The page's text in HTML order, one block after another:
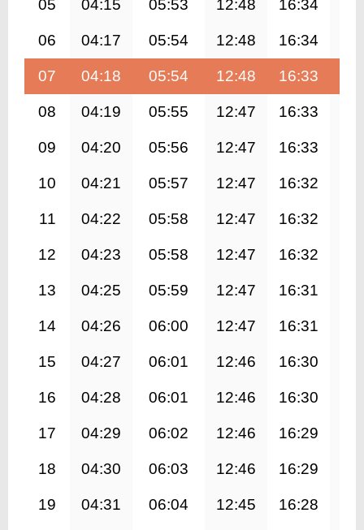
05 04:15 05:53 12:48 16:34
06 04:17 05:54 12:48 16:34
07 04:18 05:54 12:48 16:33
08 04:19 05:55 12:47 16:33
09 04:20 05:56 12:47 16:33
10 04:21 05:57 12:47 16:32
11 04:22 05:58 12:47 16:32
12 04:23 05:58 12:47 16:32
13 04:25 05:59 12:47 16:31
14 04:26 06:00 12:47 16:31
15 04:27 06:01 12:46 16:30
16 04:28 06:01 12:46 16:30
17 04:29 06:02 12:46 16:29
18 04:30 06:03 12:46 16:29
19 04:31 06:04 12:45 16:28